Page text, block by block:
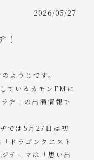
2026/05/27
！
ようじです。
ているカモンFMに
ヂ！の出演情報で
では5月27日は初
ドラゴンクエスト
テーマは「思い出